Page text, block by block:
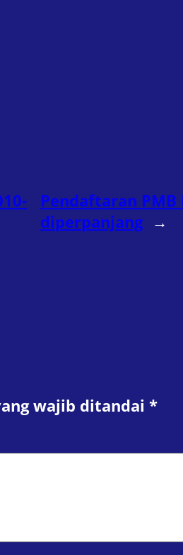
Pendaftaran PMB
diperpanjang →
wajib ditandai *